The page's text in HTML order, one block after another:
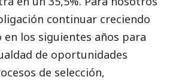
continuar creciendo
en los siguientes años para
de oportunidades
de selección,